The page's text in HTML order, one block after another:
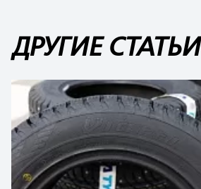
ДРУГИЕ СТАТЬИ